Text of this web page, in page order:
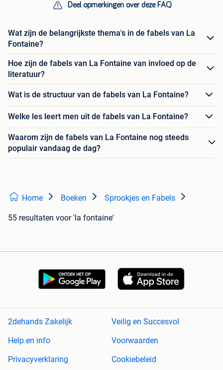
Deel opmerkingen over deze FAQ
Wat zijn de belangrijkste thema's in de fabels van La
Fontaine?
Hoe zijn de fabels van La Fontaine van invloed op de
literatuur?
Wat is de structuur van de fabels van La Fontaine?
Welke les leert men uit de fabels van La Fontaine?
Waarom zijn de fabels van La Fontaine nog steeds
populair vandaag de dag?
Home Boeken Sprookjes en Fabels
55 resultaten voor 'la fontaine'
2dehands Zakelijk
Veilig en Succesvol
Help en info
Voorwaarden
Privacyverklaring
Cookiebeleid